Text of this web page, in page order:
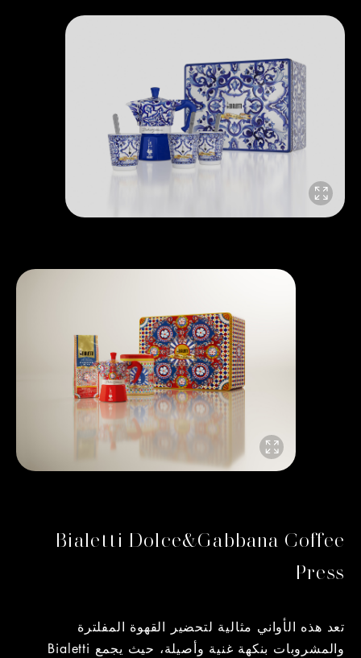
Bialetti Dolce&Gabbana Coffee
Press
تعد هذه الأواني مثالية لتحضير القهوة المفلترة
والمشروبات بنكهة غنية وأصيلة، حيث يجمع Bialetti